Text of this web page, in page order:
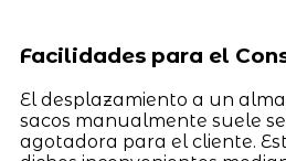
Facilidades para el
El desplazamiento a un
sacos manualmente suele
agotadora para el cliente.